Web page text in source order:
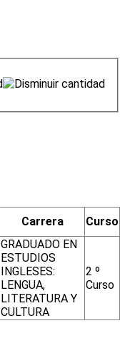
Carrera Curso
GRADUADO EN
ESTUDIOS
INGLESES:
LENGUA,
LITERATURA Y
CULTURA
2 º
Curso